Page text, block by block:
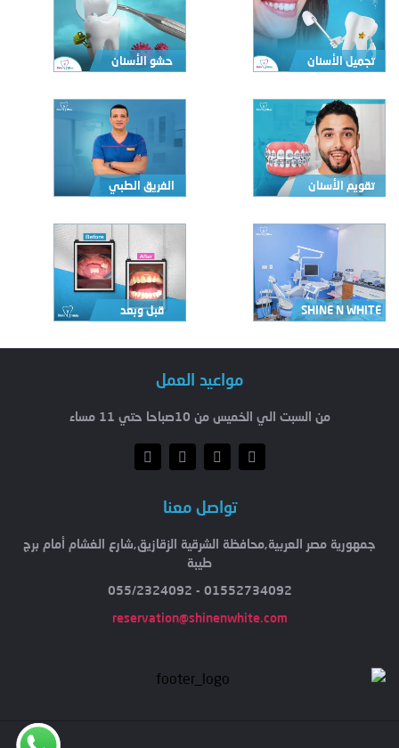
تجميل الأسنان حشو الأسنان
تقويم الأسنان الفريق الطبي
SHINE N WHITE قبل وبعد
مواعيد العمل
من السبت الي الخميس من 10صباحا حتي 11 مساء
تواصل معنا
جمهورية مصر العربية,محافظة الشرقية الزقازيق,شارع الغشام أمام برج
طيبة
01552734092 - 055/2324092
reservation@shinenwhite.com